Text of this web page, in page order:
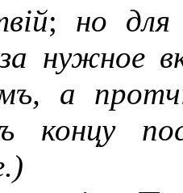
; но для
нужное
а
концу